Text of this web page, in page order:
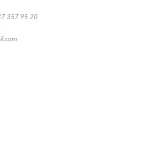
357 95 20